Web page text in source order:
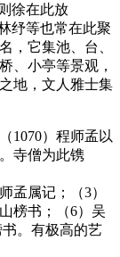
徐在此放
纾等也常在此聚
，它集池、台、
、小亭等景观，
地，文人雅士集
1070）程师孟以
寺僧为此镌
孟属记；（3）
榜书；（6）吴
。有极高的艺